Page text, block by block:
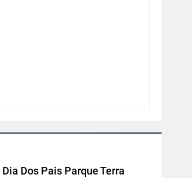
Dos Pais Parque Terra